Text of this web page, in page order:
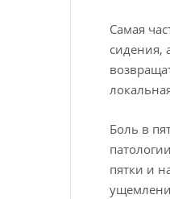
Самая
сидения,
Боль в
пятки и